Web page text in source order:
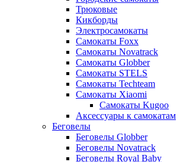
Трюковые
Кикборды
Электросамокаты
Самокаты Foxx
Самокаты Novatrack
Самокаты Globber
Самокаты STELS
Самокаты Techteam
Самокаты Xiaomi
Самокаты Kugoo
Аксессуары к самокатам
Беговелы
Беговелы Globber
Беговелы Novatrack
Беговелы Royal Baby